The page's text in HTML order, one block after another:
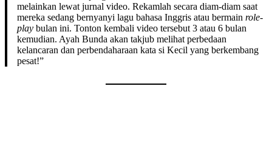
melainkan lewat jurnal video. Rekamlah secara diam-diam saat
mereka sedang bernyanyi lagu bahasa Inggris atau bermain role-
play bulan ini. Tonton kembali video tersebut 3 atau 6 bulan
kemudian. Ayah Bunda akan takjub melihat perbedaan
kelancaran dan perbendaharaan kata si Kecil yang berkembang
pesat!”